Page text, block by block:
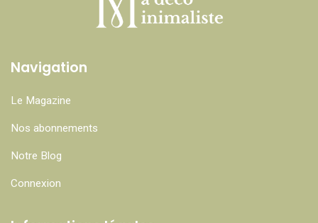
Navigation
Le Magazine
Nos abonnements
Notre Blog
Connexion